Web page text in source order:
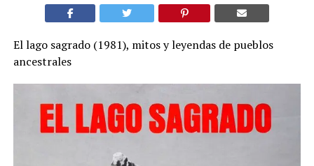
El lago sagrado (1981), mitos y leyendas de pueblos
ancestrales